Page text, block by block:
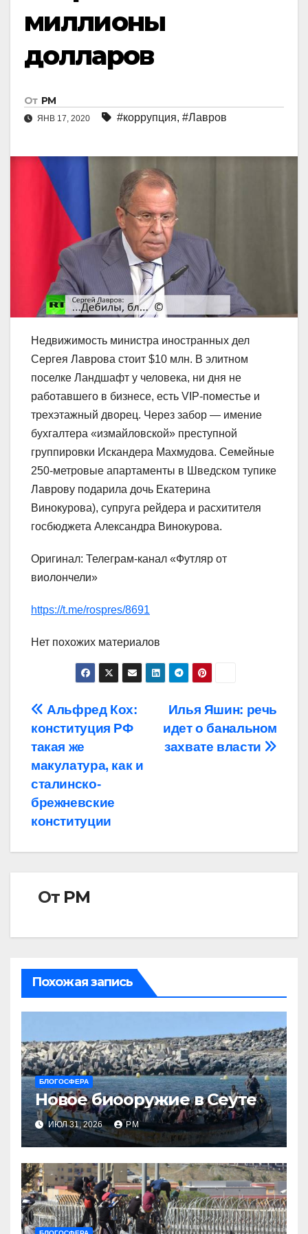
миллионы
долларов
От РМ
ЯНВ 17, 2020 #коррупция, #Лавров
Недвижимость министра иностранных дел
Сергея Лаврова стоит $10 млн. В элитном
поселке Ландшафт у человека, ни дня не
работавшего в бизнесе, есть VIP-поместье и
трехэтажный дворец. Через забор — имение
бухгалтера «измайловской» преступной
группировки Искандера Махмудова. Семейные
250-метровые апартаменты в Шведском тупике
Лаврову подарила дочь Екатерина
Винокурова), супруга рейдера и расхитителя
госбюджета Александра Винокурова.
Оригинал: Телеграм-канал «Футляр от
виолончели»
https://t.me/rospres/8691
Нет похожих материалов
Навигация
по
записям
Илья Яшин: речь
идет о банальном
захвате власти
Альфред Кох:
конституция РФ
такая же
макулатура, как и
сталинско-
брежневские
конституции
От РМ
Похожая запись
БЛОГОСФЕРА
Новое биооружие в Сеуте
ИЮЛ 31, 2026 РМ